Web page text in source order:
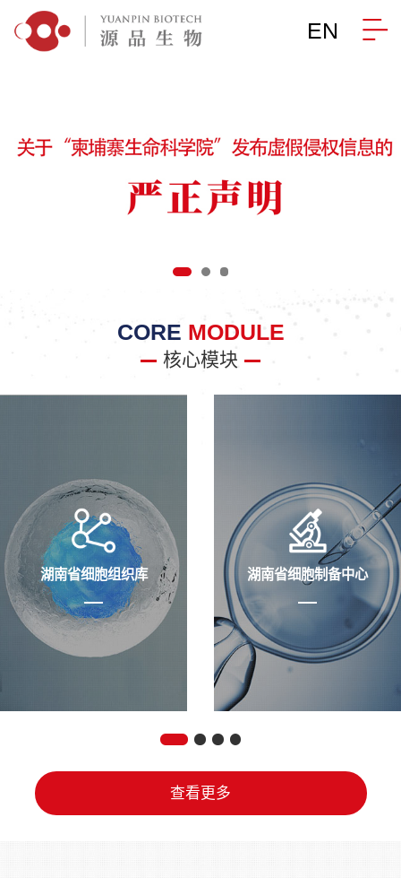
EN
CORE MODULE
核心模块
湖南省细胞组织库 湖南省细胞制备中心
查看更多